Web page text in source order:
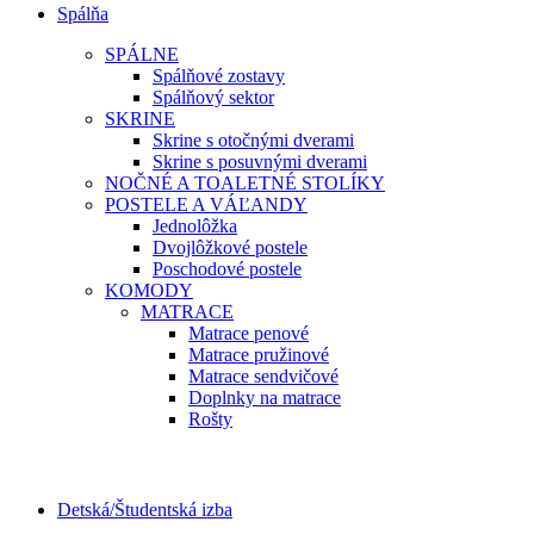
Spálňa
SPÁLNE
Spálňové zostavy
Spálňový sektor
SKRINE
Skrine s otočnými dverami
Skrine s posuvnými dverami
NOČNÉ A TOALETNÉ STOLÍKY
POSTELE A VÁĽANDY
Jednolôžka
Dvojlôžkové postele
Poschodové postele
KOMODY
MATRACE
Matrace penové
Matrace pružinové
Matrace sendvičové
Doplnky na matrace
Rošty
Detská/Študentská izba